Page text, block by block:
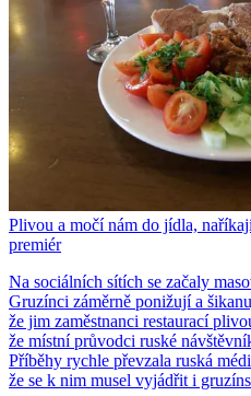
Plivou a močí nám do jídla,
premiér
Na sociálních sítích se začaly
Gruzínci záměrně ponižují a
že jim zaměstnanci restaurací
že místní průvodci ruské
Příběhy rychle převzala ruská
že se k nim musel vyjádřit i